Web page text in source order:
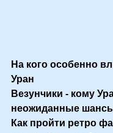
На кого особенно
Уран
Везунчики - кому
неожиданные
Как пройти ретро